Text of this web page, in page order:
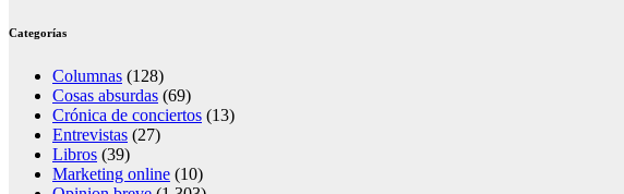
Categorías
Columnas (128)
Cosas absurdas (69)
Crónica de conciertos (13)
Entrevistas (27)
Libros (39)
Marketing online (10)